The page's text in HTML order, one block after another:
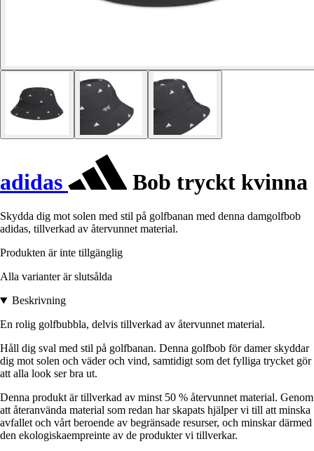
adidas Bob tryckt kvinna
Skydda dig mot solen med stil på golfbanan med denna damgolfbob
adidas, tillverkad av återvunnet material.
Produkten är inte tillgänglig
Alla varianter är slutsålda
Beskrivning
En rolig golfbubbla, delvis tillverkad av återvunnet material.
Håll dig sval med stil på golfbanan. Denna golfbob för damer skyddar
dig mot solen och väder och vind, samtidigt som det fylliga trycket gör
att alla look ser bra ut.
Denna produkt är tillverkad av minst 50 % återvunnet material. Genom
att återanvända material som redan har skapats hjälper vi till att minska
avfallet och vårt beroende av begränsade resurser, och minskar därmed
den ekologiskaempreinte av de produkter vi tillverkar.